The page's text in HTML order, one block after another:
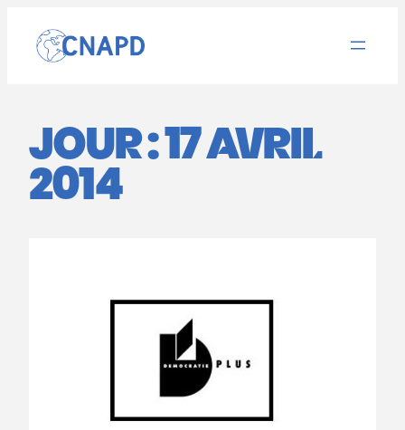
contenu
JOUR :17 AVRIL
2014